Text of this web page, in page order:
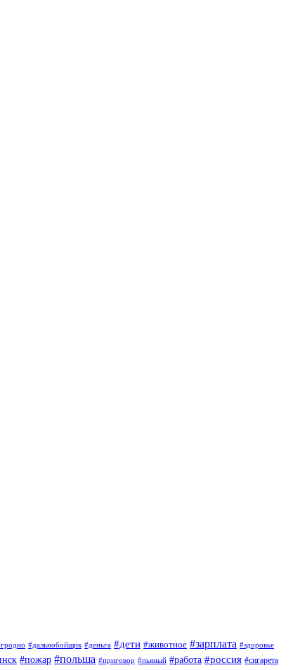
#дальнобойщик #деньга #дети #животное #зарплата #здоровье
#пожар #польша #приговор #пьяный #работа #россия #сигарета